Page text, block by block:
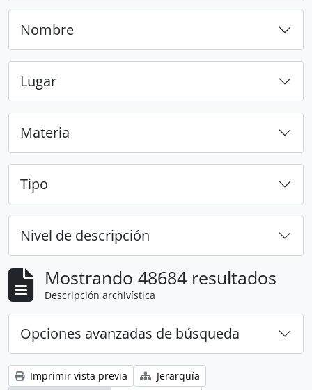
Nombre
Lugar
Materia
Tipo
Nivel de descripción
Mostrando 48684 resultados
Descripción archivística
Opciones avanzadas de búsqueda
Imprimir vista previa
Jerarquía